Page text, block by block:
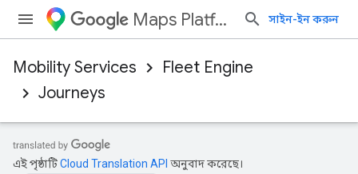
Maps Platform সাইন-ইন করুন
Mobility Services
Fleet Engine
Journeys
এই পৃষ্ঠাটিCloud Translation API অনুবাদ করেছে।